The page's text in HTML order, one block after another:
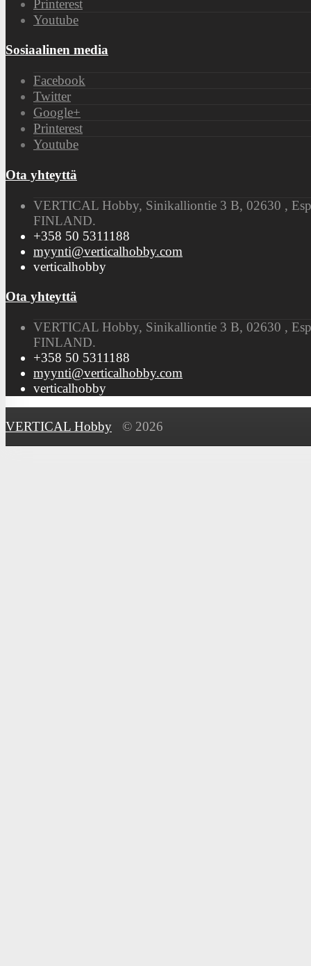
Printerest
Youtube
Sosiaalinen media
Facebook
Twitter
Google+
Printerest
Youtube
Ota yhteyttä
VERTICAL Hobby, Sinikalliontie 3 B, 02630 ,
FINLAND.
+358 50 5311188
myynti@verticalhobby.com
verticalhobby
Ota yhteyttä
VERTICAL Hobby, Sinikalliontie 3 B, 02630 ,
FINLAND.
+358 50 5311188
myynti@verticalhobby.com
verticalhobby
VERTICAL Hobby © 2026